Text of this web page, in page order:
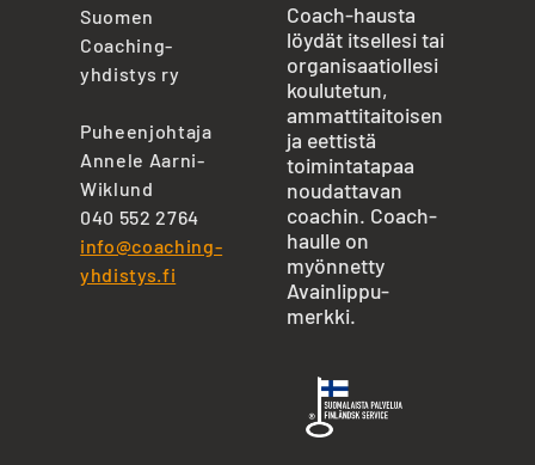
Suomen
Coaching-
yhdistys ry
Puheenjohtaja
Annele Aarni-
Wiklund
040 552 2764
info@coaching-
yhdistys.fi
Coach-hausta
löydät itsellesi tai
organisaatiollesi
koulutetun,
ammattitaitoisen
ja eettistä
toimintatapaa
noudattavan
coachin. Coach-
haulle on
myönnetty
Avainlippu-
merkki.